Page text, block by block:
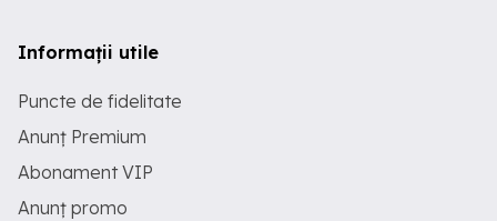
Informații utile
Puncte de fidelitate
Anunț Premium
Abonament VIP
Anunț promo